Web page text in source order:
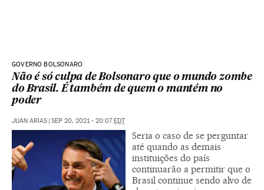
GOVERNO BOLSONARO
Não é só culpa de Bolsonaro que o mundo zombe
do Brasil. É também de quem o mantém no
poder
JUAN ARIAS SEP 20, 2021 - 20:07 EDT
Seria o caso de se perguntar
até quando as demais
instituições do país
continuarão a permitir que o
Brasil continue sendo alvo de